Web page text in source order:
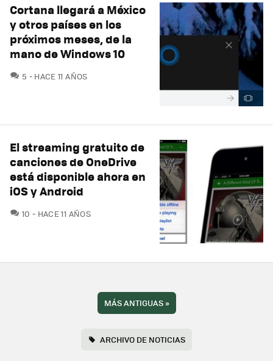
Cortana llegará a México
y otros países en los
próximos meses, de la
mano de Windows 10
5 COMENTARIOS
HACE 11 AÑOS
El streaming gratuito de
canciones de OneDrive
está disponible ahora en
iOS y Android
10 COMENTARIOS
HACE 11 AÑOS
MÁS ANTIGUAS»
ARCHIVO DE NOTICIAS